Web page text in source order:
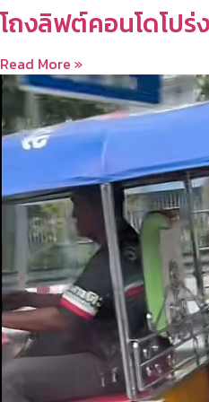
โถงลิฟต์คอนโดโป
Read More »